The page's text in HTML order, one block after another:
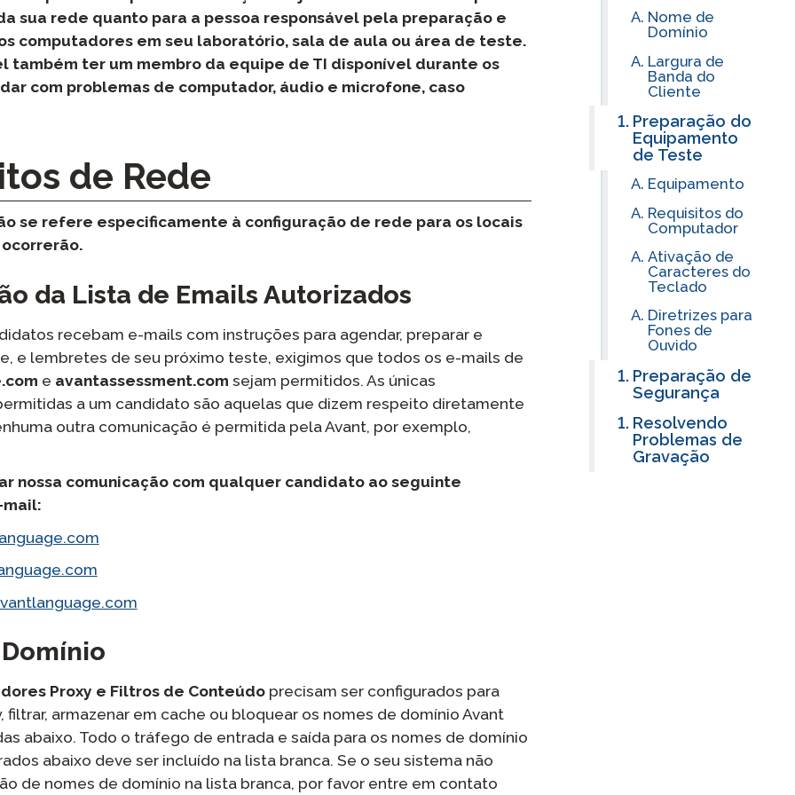
STAMP para ASL
STAMP para Hebraico
Integração do ClassLink
Podcast
Blog
Nome de
Domínio
Largura de
Banda do
Cliente
Preparação do
Equipamento
de Teste
Equipamento
Requisitos do
Computador
Ativação de
Caracteres do
Teclado
Diretrizes para
Fones de
Ouvido
Preparação de
Segurança
Resolvendo
Problemas de
Gravação
sua rede quanto para a pessoa responsável pela preparação e
computadores em seu laboratório, sala de aula ou área de teste.
também ter um membro da equipe de TI disponível durante os
com problemas de computador, áudio e microfone, caso
de Rede
se refere especificamente à configuração de rede para os locais
da Lista de Emails Autorizados
recebam e-mails com instruções para agendar, preparar e
e lembretes de seu próximo teste, exigimos que todos os e-mails de
e avantassessment.com sejam permitidos. As únicas
a um candidato são aquelas que dizem respeito diretamente
outra comunicação é permitida pela Avant, por exemplo,
nossa comunicação com qualquer candidato ao seguinte
Proxy e Filtros de Conteúdoprecisam ser configurados para
filtrar, armazenar em cache ou bloquear os nomes de domínio Avant
abaixo. Todo o tráfego de entrada e saída para os nomes de domínio
abaixo deve ser incluído na lista branca. Se o seu sistema não
de nomes de domínio na lista branca, por favor entre em contato